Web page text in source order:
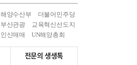
해양수산부
더불어민주당
부산관광
교육혁신선도지
인신매매 UN해양총회
전문의 생생톡